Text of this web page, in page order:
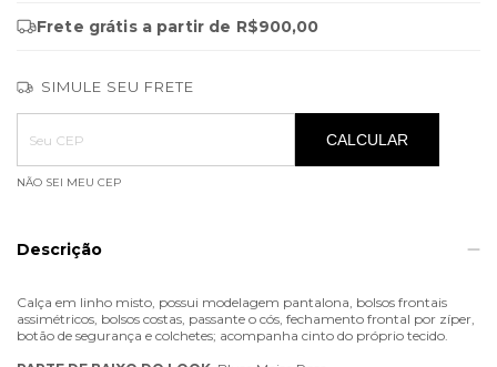
Frete grátis a partir de R$900,00
SIMULE SEU FRETE
Entregas para o CEP:
ALTERAR CEP
CALCULAR
NÃO SEI MEU CEP
Descrição
Calça em linho misto, possui modelagem pantalona, bolsos frontais
assimétricos, bolsos costas, passante o cós, fechamento frontal por zíper,
botão de segurança e colchetes; acompanha cinto do próprio tecido.